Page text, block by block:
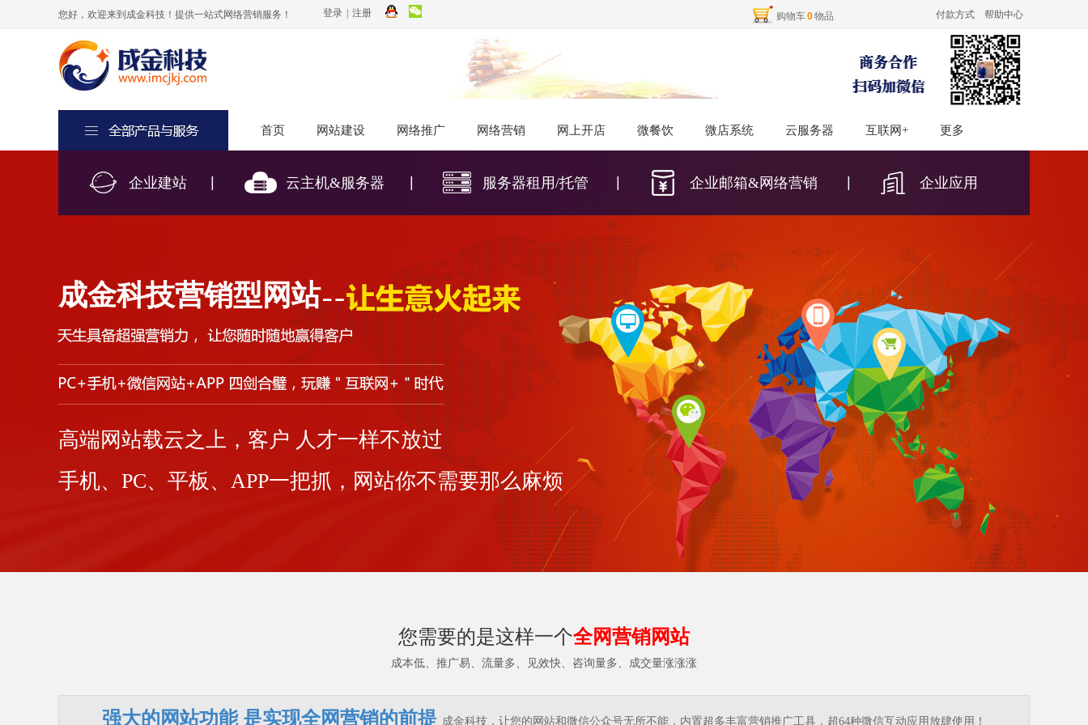
付款方式 帮助中心
您好，欢迎来到成金科技！提供一站式网络营销服务！ 购物车0物品
登录 注册
首页 网站建设 网络推广 网络营销 网上开店 微餐饮 微店系统 云服务器 互联网+ 更多
首页 网站建设 网络推广 网络营销 网上开店 微餐饮 微店系统 云服务器 互联网+ 更多
企业建站 云主机&服务器​ 服务器租用/托管 企业邮箱&网络营销​ 企业应用
成金科技营销型网站
高端网站载云之上，客户 人才一样不放过
手机、PC、平板、APP一把抓，网站你不需要那么麻烦
您需要的是这样一个全网营销网站
成本低、推广易、流量多、见效快、咨询量多、成交量涨涨涨
强大的网站功能 是实现全网营销的前提 成金科技，让您的网站和微信公众号无所不能，内置超多丰富营销推广工具，超64种微信互动应用放肆使用！